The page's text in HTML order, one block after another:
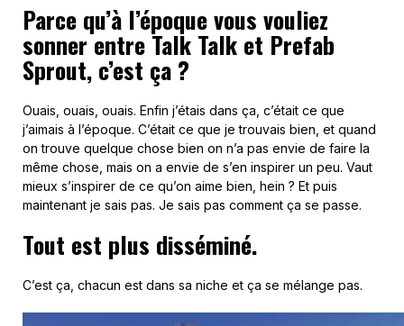
Parce qu’à l’époque vous vouliez
sonner entre Talk Talk et Prefab
Sprout, c’est ça ?
Ouais, ouais, ouais. Enfin j’étais dans ça, c’était ce que
j’aimais à l’époque. C’était ce que je trouvais bien, et quand
on trouve quelque chose bien on n’a pas envie de faire la
même chose, mais on a envie de s’en inspirer un peu. Vaut
mieux s’inspirer de ce qu’on aime bien, hein ? Et puis
maintenant je sais pas. Je sais pas comment ça se passe.
Tout est plus disséminé.
C’est ça, chacun est dans sa niche et ça se mélange pas.